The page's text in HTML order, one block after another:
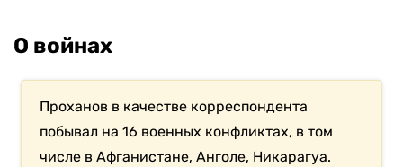
О войнах
Проханов в качестве корреспондента
побывал на 16 военных конфликтах, в том
числе в Афганистане, Анголе, Никарагуа.